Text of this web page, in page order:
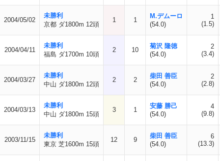
2004/05/02
未勝利
京都 ダ1800m 12頭
1 1
M.デムーロ
(54.0)
1
(1.5)
2004/04/11
未勝利
福島 ダ1700m 10頭
2 10
菊沢 隆徳
(54.0)
2
(3.4)
2004/03/27
未勝利
中山 ダ1800m 12頭
2 2
柴田 善臣
(54.0)
2
(2.8)
2004/03/13
未勝利
中山 ダ1800m 15頭
3 1
安藤 勝己
(54.0)
4
(9.8)
2003/11/15
未勝利
東京 芝1600m 15頭
12 9
柴田 善臣
(54.0)
6
(13.3)